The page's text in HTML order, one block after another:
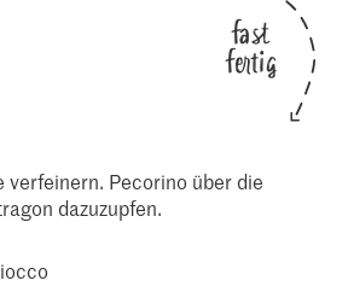
fast
fertig
verfeinern. Pecorino über die
dazuzupfen.